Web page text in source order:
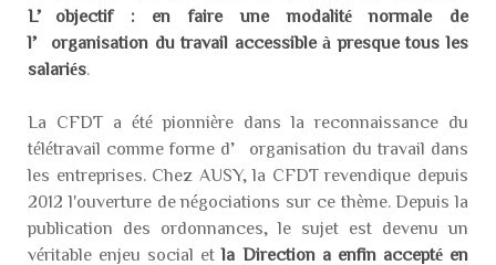
L’objectif : en faire une modalité normale de
l’organisation du travail accessible à presque tous les
salariés
La CFDT a été pionnière dans la reconnaissance du
télétravail comme forme d’organisation du travail dans
les entreprises. Chez AUSY, la CFDT revendique depuis
2012 l'ouverture de négociations sur ce thème. Depuis la
publication des ordonnances, le sujet est devenu un
véritable enjeu social etla Direction a enfin accepté en